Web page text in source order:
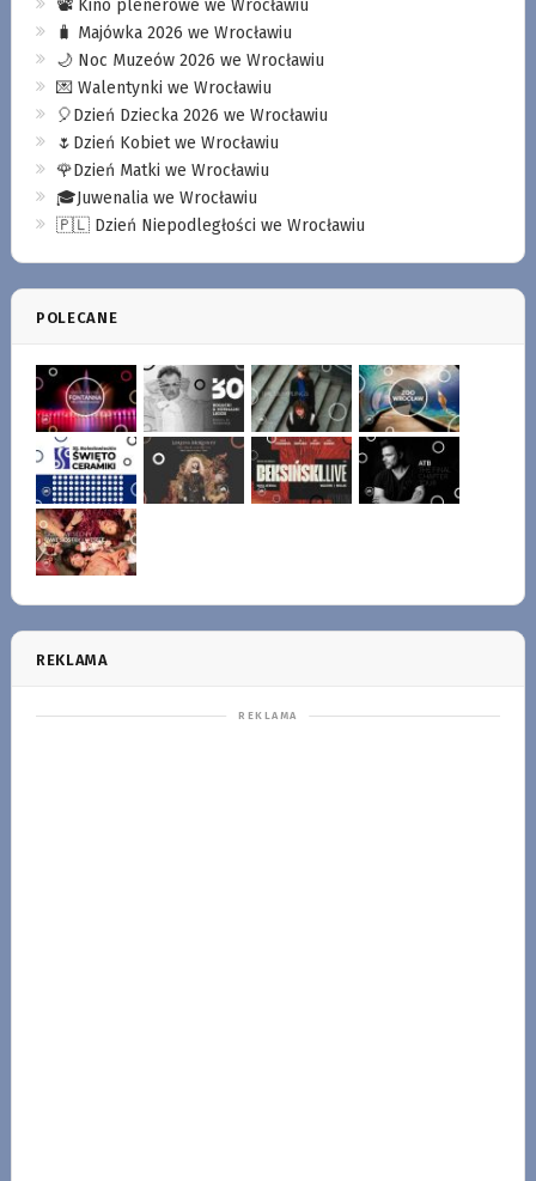
📽️ Kino plenerowe we Wrocławiu
🧳 Majówka 2026 we Wrocławiu
🌙 Noc Muzeów 2026 we Wrocławiu
💌 Walentynki we Wrocławiu
🎈Dzień Dziecka 2026 we Wrocławiu
🌷Dzień Kobiet we Wrocławiu
🌹Dzień Matki we Wrocławiu
🎓Juwenalia we Wrocławiu
🇵🇱 Dzień Niepodległości we Wrocławiu
POLECANE
REKLAMA